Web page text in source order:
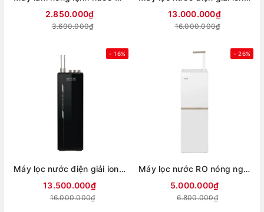
2.850.000₫
3.600.000₫
13.000.000₫
16.000.000₫
- 16%
Máy lọc nước điện giải ion kiềm hydrogen Mutosi MP-T1000
13.500.000₫
16.000.000₫
- 26%
Máy lọc nước RO nóng nguội Hydrogen Toshiba 10 lõi TWP-H2396SVN(W)
5.000.000₫
6.800.000₫